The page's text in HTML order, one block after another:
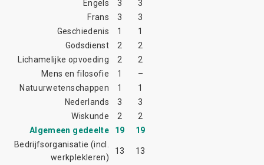
Engels
3
3
Frans
3
3
Geschiedenis
1
1
Godsdienst
2
2
Lichamelijke opvoeding
2
2
Mens en filosofie
1
–
Natuurwetenschappen
1
1
Nederlands
3
3
Wiskunde
2
2
Algemeen gedeelte
19
19
Bedrijfsorganisatie (incl.
werkplekleren)
13 13